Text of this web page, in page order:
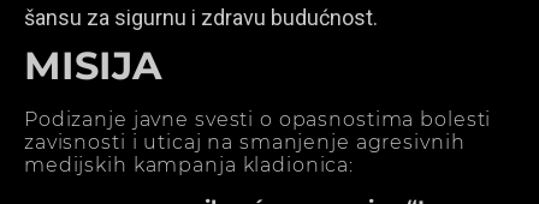
šansu za sigurnu i zdravu budućnost.
MISIJA
Podizanje javne svesti o opasnostima bolesti
zavisnosti i uticaj na smanjenje agresivnih
medijskih kampanja kladionica: